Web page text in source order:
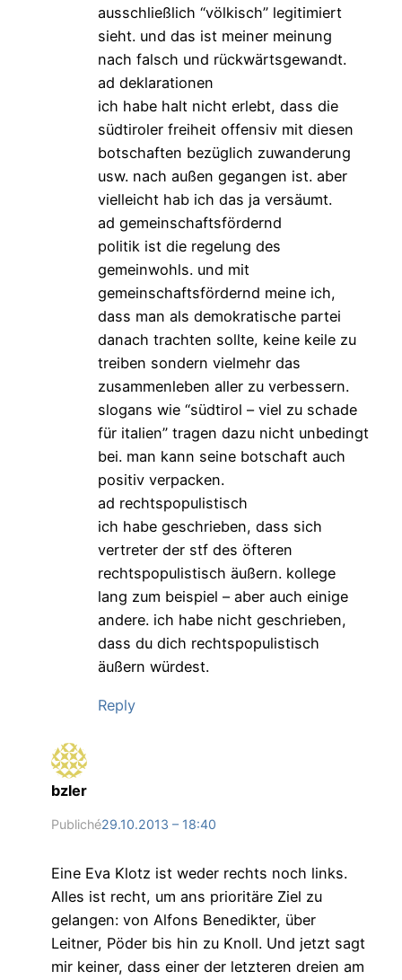
ausschließlich “völkisch” legitimiert
sieht. und das ist meiner meinung
nach falsch und rückwärtsgewandt.
ad deklarationen
ich habe halt nicht erlebt, dass die
südtiroler freiheit offensiv mit diesen
botschaften bezüglich zuwanderung
usw. nach außen gegangen ist. aber
vielleicht hab ich das ja versäumt.
ad gemeinschaftsfördernd
politik ist die regelung des
gemeinwohls. und mit
gemeinschaftsfördernd meine ich,
dass man als demokratische partei
danach trachten sollte, keine keile zu
treiben sondern vielmehr das
zusammenleben aller zu verbessern.
slogans wie “südtirol – viel zu schade
für italien” tragen dazu nicht unbedingt
bei. man kann seine botschaft auch
positiv verpacken.
ad rechtspopulistisch
ich habe geschrieben, dass sich
vertreter der stf des öfteren
rechtspopulistisch äußern. kollege
lang zum beispiel – aber auch einige
andere. ich habe nicht geschrieben,
dass du dich rechtspopulistisch
äußern würdest.
Reply
bzler
Publiché29.10.2013 – 18:40
Eine Eva Klotz ist weder rechts noch links.
Alles ist recht, um ans prioritäre Ziel zu
gelangen: von Alfons Benedikter, über
Leitner, Pöder bis hin zu Knoll. Und jetzt sagt
mir keiner, dass einer der letzteren dreien am